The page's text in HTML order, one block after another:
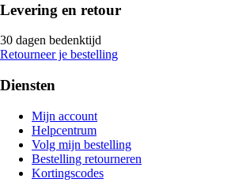
Levering en retour
30 dagen bedenktijd
Retourneer je bestelling
Diensten
Mijn account
Helpcentrum
Volg mijn bestelling
Bestelling retourneren
Kortingscodes